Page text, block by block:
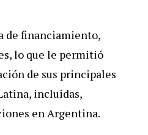
de financiamiento,
,lo que le permitió
ón de sus principales
, incluidas,
en Argentina.